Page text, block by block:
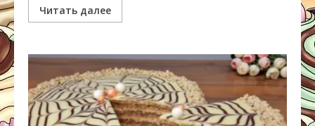
Читать далее